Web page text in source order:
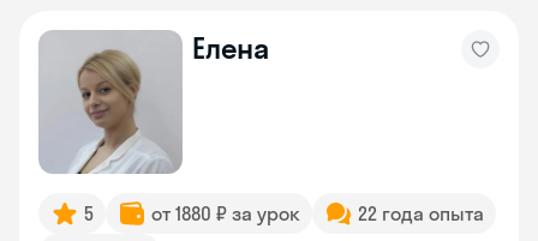
Елена
5 от 1880 ₽ за урок
22 года опыта